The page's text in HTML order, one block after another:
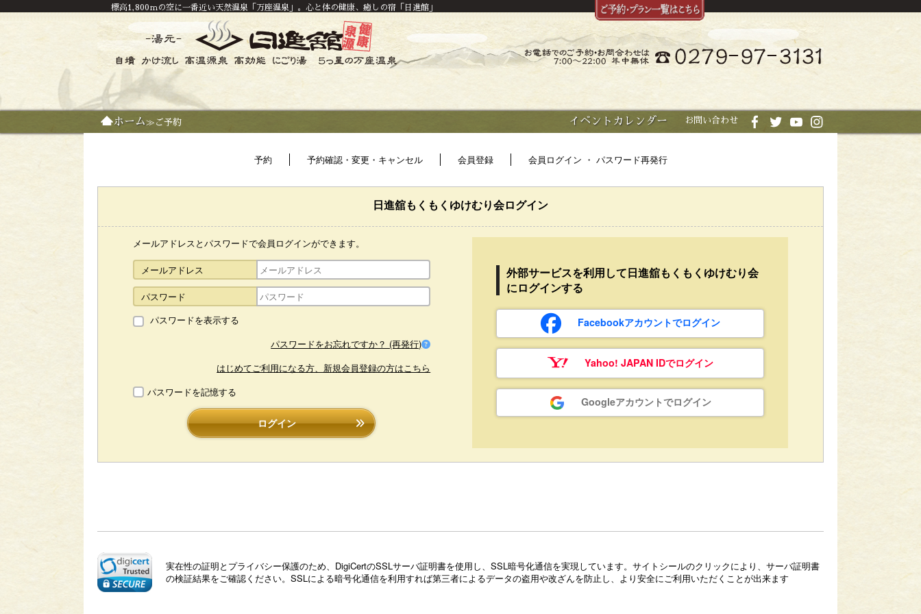
標高1,800ｍの空に一番近い天然温泉「万座温泉」。心と体の健康、癒しの宿「日進館」
ホーム≫ご予約 イベントカレンダー お問い合わせ
予約 予約確認・変更・キャンセル 会員登録 会員ログイン ・ パスワード再発行
日進舘もくもくゆけむり会ログイン
メールアドレスとパスワードで会員ログインができます。
メールアドレス
パスワード
パスワードを表示する
パスワードをお忘れですか？ (再発行)
はじめてご利用になる方、新規会員登録の方はこちら
パスワードを記憶する
ログイン
外部サービスを利用して日進舘もくもくゆけむり会
にログインする
Facebookアカウントでログイン
Yahoo! JAPAN IDでログイン
Googleアカウントでログイン
実在性の証明とプライバシー保護のため、DigiCertのSSLサーバ証明書を使用し、SSL暗号化通信を実現しています。サイトシールのクリックにより、サーバ証明書
の検証結果をご確認ください。SSLによる暗号化通信を利用すれば第三者によるデータの盗用や改ざんを防止し、より安全にご利用いただくことが出来ます